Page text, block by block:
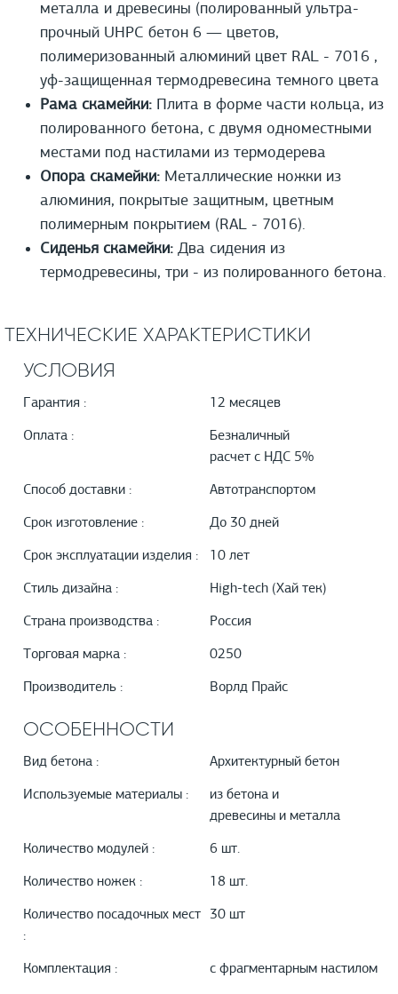
металла и древесины (полированный ультра-
прочный UHPС бетон 6 — цветов,
полимеризованный алюминий цвет RAL - 7016 ,
уф-защищенная термодревесина темного цвета
Рама скамейки: Плита в форме части кольца, из
полированного бетона, с двумя одноместными
местами под настилами из термодерева
Опора скамейки: Металлические ножки из
алюминия, покрытые защитным, цветным
полимерным покрытием (RAL - 7016).
Сиденья скамейки: Два сидения из
термодревесины, три - из полированного бетона.
ТЕХНИЧЕСКИЕ ХАРАКТЕРИСТИКИ
УСЛОВИЯ
Гарантия : 12 месяцев
Оплата :
Безналичный
расчет с НДС 5%
Способ доставки : Автотранспортом
Срок изготовление : До 30 дней
Срок эксплуатации изделия : 10 лет
Стиль дизайна : High-tech (Хай тек)
Страна производства : Россия
Торговая марка : 0250
Производитель : Ворлд Прайс
ОСОБЕННОСТИ
Вид бетона : Архитектурный бетон
Используемые материалы :
из бетона и
древесины и металла
Количество модулей : 6 шт.
Количество ножек : 18 шт.
Количество посадочных мест
:
30 шт
Комплектация : с фрагментарным настилом